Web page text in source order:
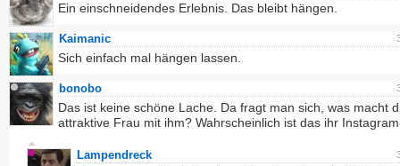
Ein einschneidendes Erlebnis. Das bleibt hängen.
Kaimanic
Sich einfach mal hängen lassen.
bonobo
Das ist keine schöne Lache. Da fragt man sich, was macht
attraktive Frau mit ihm? Wahrscheinlich ist das ihr
Lampendreck